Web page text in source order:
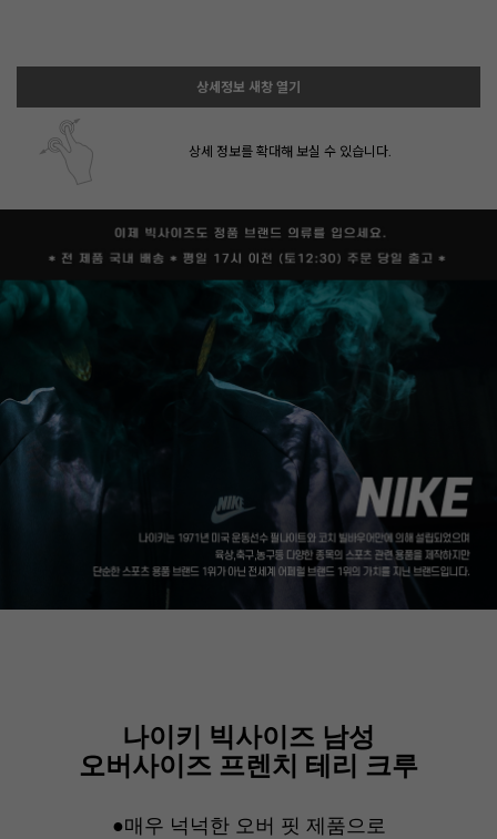
상세정보 새창 열기
상세 정보를 확대해 보실 수 있습니다.
나이키 빅사이즈 남성
오버사이즈 프렌치 테리 크루
●매우 넉넉한 오버 핏 제품으로